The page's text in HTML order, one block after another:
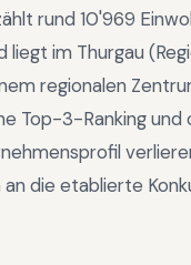
rund 10'969
liegt im Thurgau
regionalen
Top-3-Ranking
die etablierte